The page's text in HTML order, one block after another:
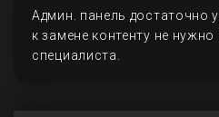
Админ. панель достаточно
к замене контенту не нужно
специалиста.